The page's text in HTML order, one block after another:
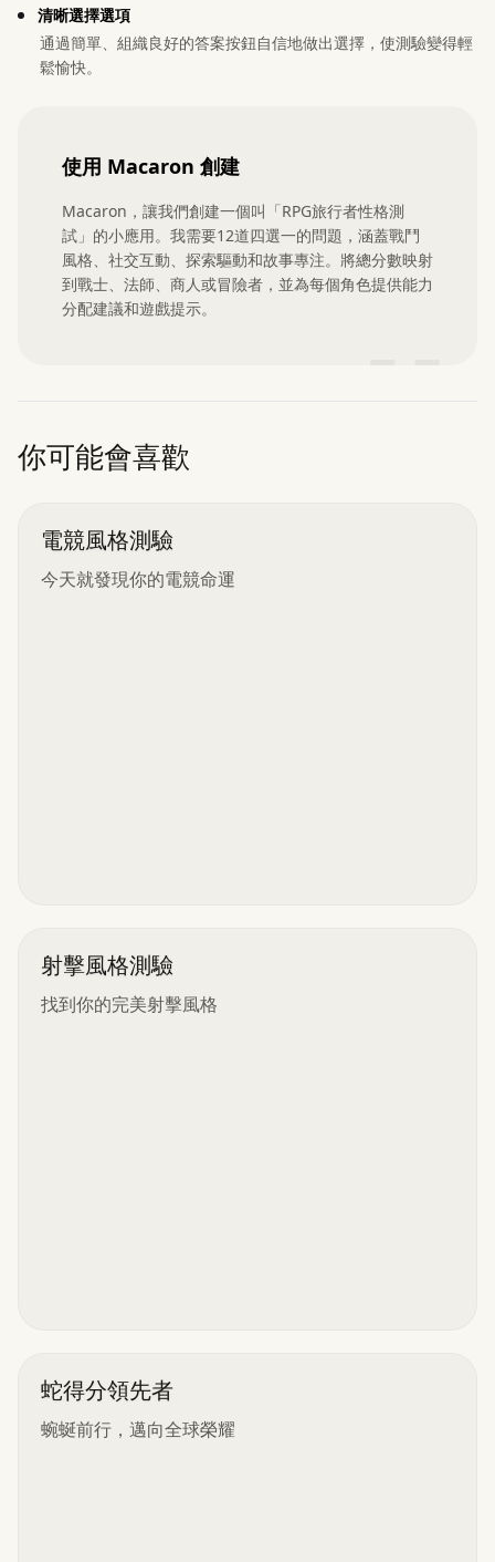
清晰選擇選項
通過簡單、組織良好的答案按鈕自信地做出選擇，使測驗變得輕
鬆愉快。
使用 Macaron 創建
Macaron，讓我們創建一個叫「RPG旅行者性格測
試」的小應用。我需要12道四選一的問題，涵蓋戰鬥
風格、社交互動、探索驅動和故事專注。將總分數映射
到戰士、法師、商人或冒險者，並為每個角色提供能力
分配建議和遊戲提示。
你可能會喜歡
電競風格測驗
今天就發現你的電競命運
射擊風格測驗
找到你的完美射擊風格
蛇得分領先者
蜿蜒前行，邁向全球榮耀